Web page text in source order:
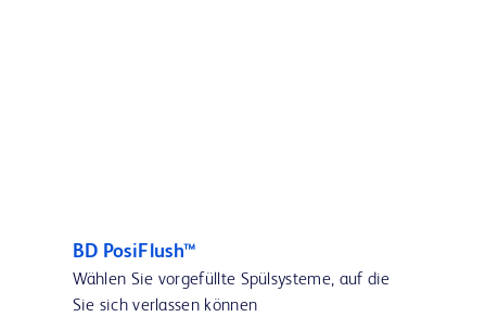
BD PosiFlush™
Wählen Sie vorgefüllte Spülsysteme, auf die
Sie sich verlassen können